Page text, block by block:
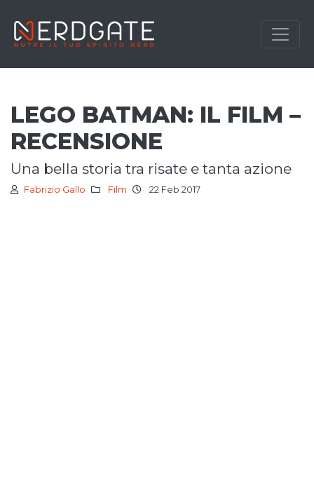
LEGO BATMAN: IL FILM –
RECENSIONE
una bella storia tra risate e tanta azione
Fabrizio Gallo Film 22 Feb 2017